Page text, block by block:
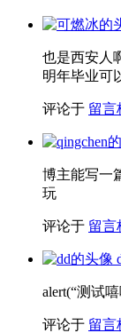
也是西安人
明年毕业可
评论于 留言
博主能写一
玩
评论于 留言
alert(“测试
评论于 留言